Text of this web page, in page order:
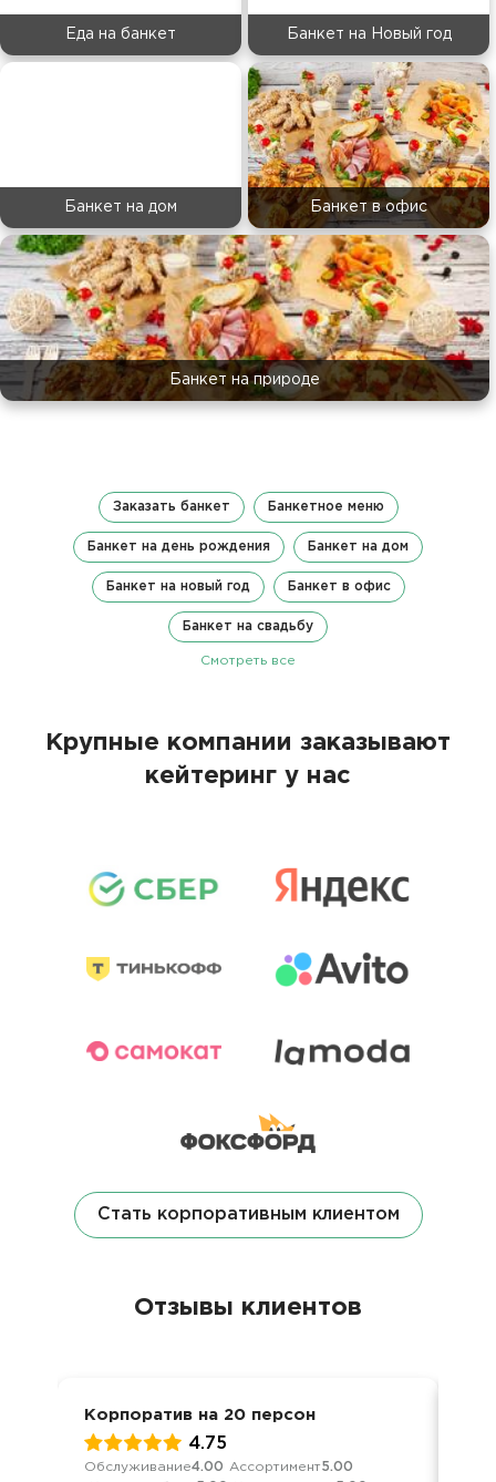
Еда на банкет Банкет на Новый год
Банкет на дом Банкет в офис
Банкет на природе
Заказать банкет Банкетное меню
Банкет на день рождения Банкет на дом
Банкет на новый год Банкет в офис
Банкет на свадьбу
Смотреть все
Крупные компании заказывают
кейтеринг у нас
Стать корпоративным клиентом
Отзывы клиентов
Корпоратив на 20 персон
4.75
Обслуживание4.00 Ассортимент5.00